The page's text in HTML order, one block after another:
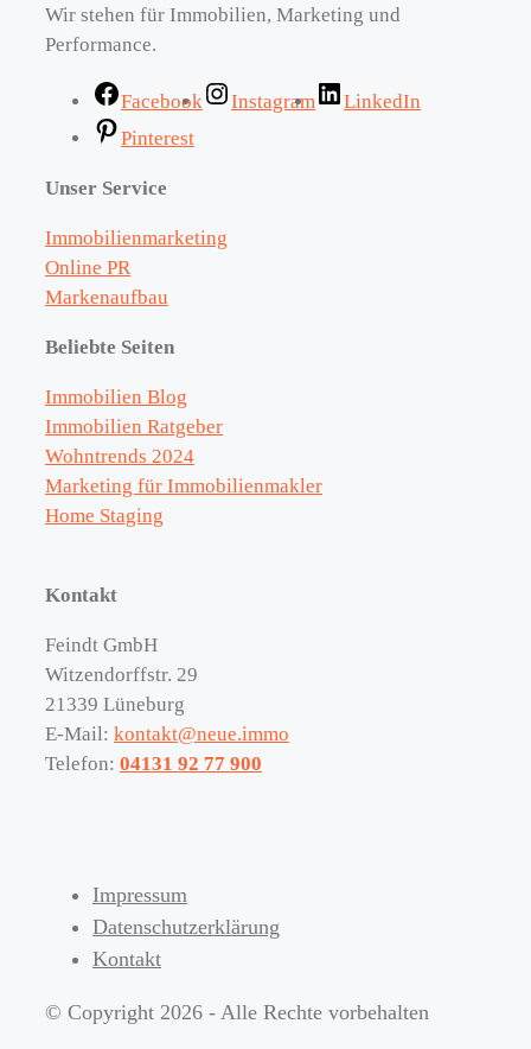
Wir stehen für Immobilien, Marketing und
Performance.
Facebook Instagram
LinkedIn
Pinterest
Unser Service
Immobilienmarketing
Online PR
Markenaufbau
Beliebte Seiten
Immobilien Blog
Immobilien Ratgeber
Wohntrends 2024
Marketing für Immobilienmakler
Home Staging
Kontakt
Feindt GmbH
Witzendorffstr. 29
21339 Lüneburg
E-Mail: kontakt@neue.immo
Telefon: 04131 92 77 900
Impressum
Datenschutzerklärung
Kontakt
© Copyright 2026 - Alle Rechte vorbehalten